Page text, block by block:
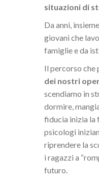
situazioni di
Da anni,
giovani che
famiglie e da
Il percorso che
dei nostri
scendiamo in
dormire,
fiducia inizia la
psicologi
riprendere la
i ragazzi a
futuro.